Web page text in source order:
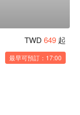
TWD 649 起
最早可預訂：17:00